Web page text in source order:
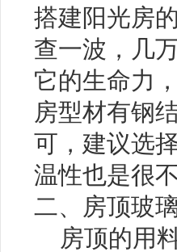
搭建阳光房
查一波，几
它的生命力
房型材有钢
可，建议选
温性也是很不
二、房顶玻
房顶的用